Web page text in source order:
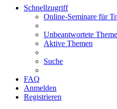
Schnellzugriff
Online-Seminare für
Unbeantwortete
Aktive Themen
Suche
FAQ
Anmelden
Registrieren